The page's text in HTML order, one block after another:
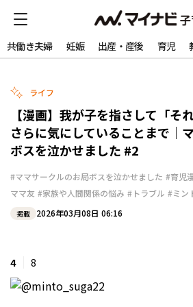
共働き夫婦 妊娠 出産・産後 育児
ライフ
【漫画】我が子を指さして「そ
さらに気にしていることまで｜
ボスを泣かせました #2
#ママサークルのお局ボスを泣かせました #育児
ママ友 #家族や人間関係の悩み #トラブル #ミン
掲載 2026年03月08日 06:16
4 8